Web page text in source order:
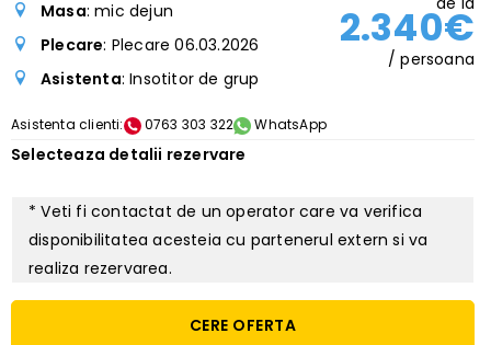
Masa: mic dejun
Plecare: Plecare 06.03.2026
Asistenta: Insotitor de grup
2.340€
/ persoana
Asistenta clienti: 0763 303 322 WhatsApp
Selecteaza detalii rezervare
* Veti fi contactat de un operator care va verifica
disponibilitatea acesteia cu partenerul extern si va
realiza rezervarea.
CERE OFERTA